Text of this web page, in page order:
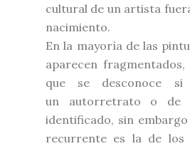
cultural de un artista
nacimiento.
En la mayoría de las
aparecen
que se desconoce
un autorretrato o de
identificado, sin
recurrente es la de los